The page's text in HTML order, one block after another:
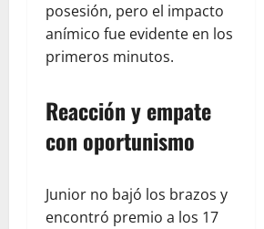
posesión, pero el impacto
anímico fue evidente en los
primeros minutos.
Reacción y empate
con oportunismo
Junior no bajó los brazos y
encontró premio a los 17